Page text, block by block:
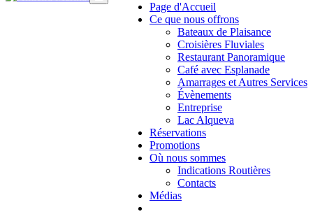
Page d'Accueil
Ce que nous offrons
Bateaux de Plaisance
Croisières Fluviales
Restaurant Panoramique
Café avec Esplanade
Amarrages et Autres Services
Évènements
Entreprise
Lac Alqueva
Réservations
Promotions
Où nous sommes
Indications Routières
Contacts
Médias